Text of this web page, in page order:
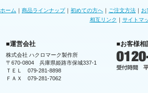
ホーム ｜ 商品ラインナップ｜ 初めての方へ ｜ ご注文方法 ｜ お
相互リンク ｜ サイトマ
■運営会社
株式会社 ハクロマーク製作所
〒670-0804 兵庫県姫路市保城337-1
ＴＥＬ 079-281-8898
ＦＡＸ 079-281-7062
■お客様相